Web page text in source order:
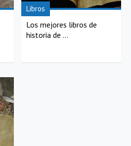
Libros
Los mejores libros de
historia de ...